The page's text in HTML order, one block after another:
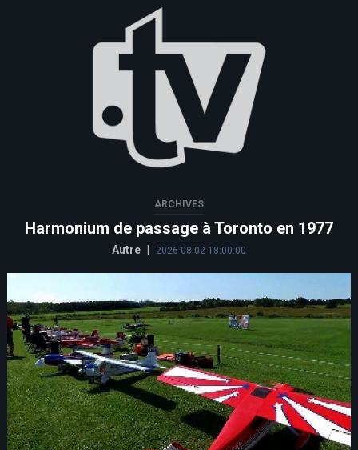
ARCHIVES
Harmonium de passage à Toronto en 1977
Autre 2026-08-02 18:00:00